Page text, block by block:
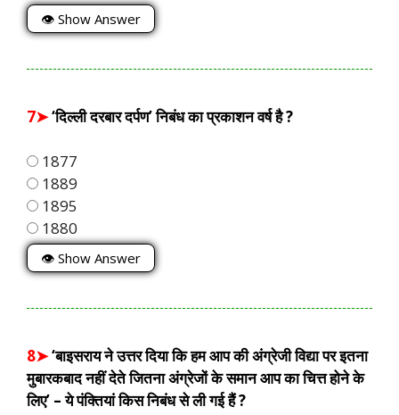
👁 Show Answer
7➤‘दिल्ली दरबार दर्पण’ निबंध का प्रकाशन वर्ष है ?
1877
1889
1895
1880
👁 Show Answer
8➤‘बाइसराय ने उत्तर दिया कि हम आप की अंग्रेजी विद्या पर इतना
मुबारकबाद नहीं देते जितना अंग्रेजों के समान आप का चित्त होने के
लिए’ – ये पंक्तियां किस निबंध से ली गई हैं ?